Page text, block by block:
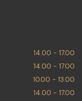
14.00 - 17.00
14.00 - 17.00
10.00 - 13.00
14.00 - 17.00